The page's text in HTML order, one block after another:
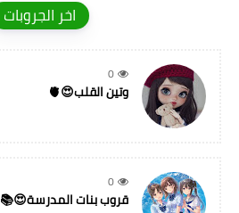
اخر الجروبات
0
وتين القلب😍🫀
0
قروب بنات المدرسة😍📚